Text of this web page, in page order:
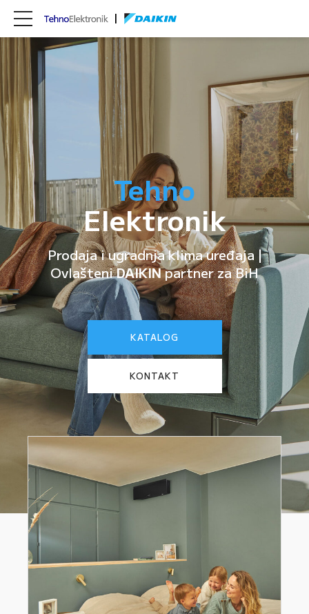
Tehno
Elektronik
Prodaja i ugradnja klima uređaja |
OvlašteniDAIKINpartner za BiH
KATALOG
KONTAKT